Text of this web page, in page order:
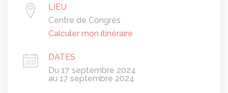
LIEU
Centre de Congrès
Calculer mon itinéraire
DATES
Du 17 septembre 2024
au 17 septembre 2024